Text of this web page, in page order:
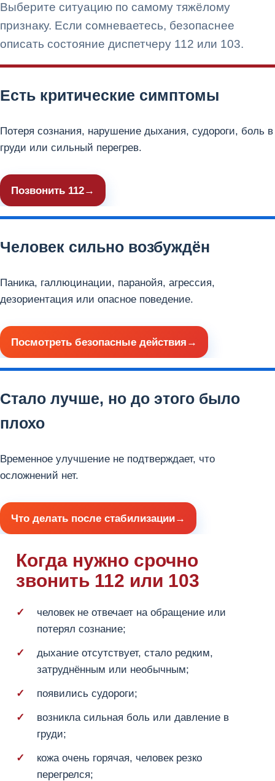
Выберите ситуацию по самому тяжёлому
признаку. Если сомневаетесь, безопаснее
описать состояние диспетчеру 112 или 103.
Есть критические симптомы
Потеря сознания, нарушение дыхания, судороги, боль в
груди или сильный перегрев.
Позвонить 112
Человек сильно возбуждён
Паника, галлюцинации, паранойя, агрессия,
дезориентация или опасное поведение.
Посмотреть безопасные действия
Стало лучше, но до этого было
плохо
Временное улучшение не подтверждает, что
осложнений нет.
Что делать после стабилизации
Когда нужно срочно
звонить 112 или 103
человек не отвечает на обращение или
потерял сознание;
дыхание отсутствует, стало редким,
затруднённым или необычным;
появились судороги;
возникла сильная боль или давление в
груди;
кожа очень горячая, человек резко
перегрелся;